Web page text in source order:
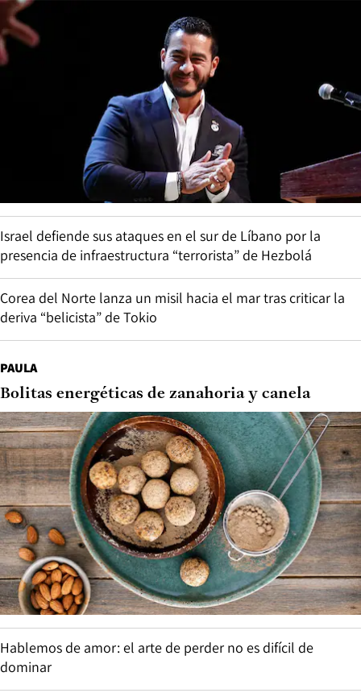
Israel defiende sus ataques en el sur de Líbano por la
presencia de infraestructura “terrorista” de Hezbolá
Corea del Norte lanza un misil hacia el mar tras criticar la
deriva “belicista” de Tokio
PAULA
Bolitas energéticas de zanahoria y canela
Hablemos de amor: el arte de perder no es difícil de
dominar